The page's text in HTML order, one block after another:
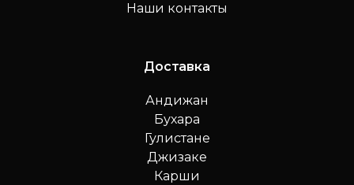
Наши контакты
Доставка
Андижан
Бухара
Гулистане
Джизаке
Карши